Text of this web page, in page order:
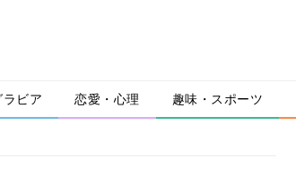
ラビア 恋愛・心理 趣味・スポーツ